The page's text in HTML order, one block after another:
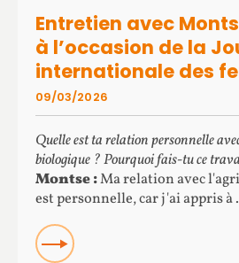
Entretien avec
à l’occasion de la
internationale des
Quelle est ta relation personnelle
biologique ? Pourquoi fais-tu ce
Montse :Ma relation avec
est personnelle, car j'ai appris à
READ
09/03/2026